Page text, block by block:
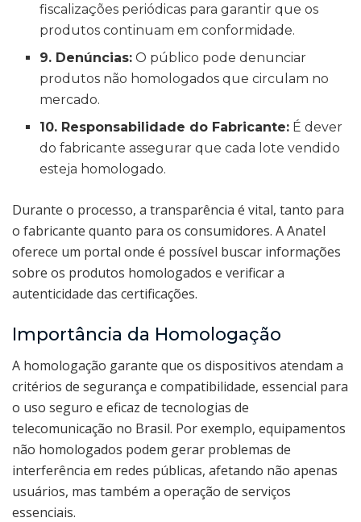
fiscalizações periódicas para garantir que os
produtos continuam em conformidade.
9. Denúncias: O público pode denunciar
produtos não homologados que circulam no
mercado.
10. Responsabilidade do Fabricante: É dever
do fabricante assegurar que cada lote vendido
esteja homologado.
Durante o processo, a transparência é vital, tanto para
o fabricante quanto para os consumidores. A Anatel
oferece um portal onde é possível buscar informações
sobre os produtos homologados e verificar a
autenticidade das certificações.
Importância da Homologação
A homologação garante que os dispositivos atendam a
critérios de segurança e compatibilidade, essencial para
o uso seguro e eficaz de tecnologias de
telecomunicação no Brasil. Por exemplo, equipamentos
não homologados podem gerar problemas de
interferência em redes públicas, afetando não apenas
usuários, mas também a operação de serviços
essenciais.